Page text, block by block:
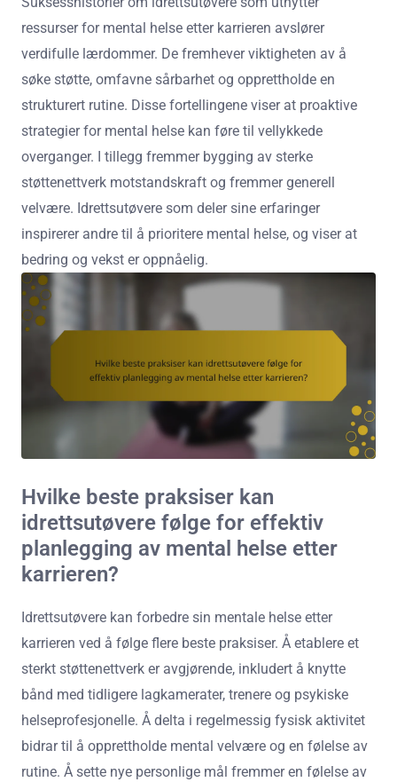
ressurser for mental helse etter karrieren avslører
verdifulle lærdommer. De fremhever viktigheten av å
søke støtte, omfavne sårbarhet og opprettholde en
strukturert rutine. Disse fortellingene viser at proaktive
strategier for mental helse kan føre til vellykkede
overganger. I tillegg fremmer bygging av sterke
støttenettverk motstandskraft og fremmer generell
velvære. Idrettsutøvere som deler sine erfaringer
inspirerer andre til å prioritere mental helse, og viser at
bedring og vekst er oppnåelig.
Hvilke beste praksiser kan
idrettsutøvere følge for effektiv
planlegging av mental helse etter
karrieren?
Idrettsutøvere kan forbedre sin mentale helse etter
karrieren ved å følge flere beste praksiser. Å etablere et
sterkt støttenettverk er avgjørende, inkludert å knytte
bånd med tidligere lagkamerater, trenere og psykiske
helseprofesjonelle. Å delta i regelmessig fysisk aktivitet
bidrar til å opprettholde mental velvære og en følelse av
rutine. Å sette nye personlige mål fremmer en følelse av